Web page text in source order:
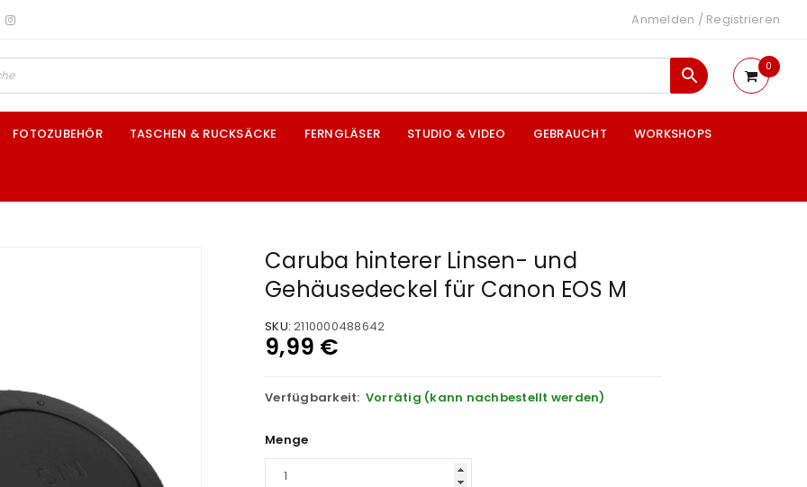
Anmelden / Registrieren
0
FOTOZUBEHÖR TASCHEN & RUCKSÄCKE FERNGLÄSER STUDIO & VIDEO GEBRAUCHT WORKSHOPS
Caruba hinterer Linsen- und
Gehäusedeckel für Canon EOS M
SKU: 2110000488642
9,99 €
Verfügbarkeit: Vorrätig (kann nachbestellt werden)
Menge